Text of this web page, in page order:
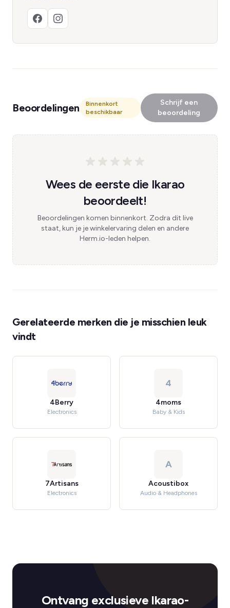
Beoordelingen
Binnenkort
beschikbaar
Schrijf een
beoordeling
Wees de eerste die Ikarao
beoordeelt!
Beoordelingen komen binnenkort. Zodra dit live
staat, kun je je winkelervaring delen en andere
Herm.io-leden helpen.
Gerelateerde merken die je misschien leuk
vindt
4Berry
Electronics
4
4moms
Baby & Kids
7Artisans
Electronics
A
Acoustibox
Audio & Headphones
Ontvang exclusieve Ikarao-